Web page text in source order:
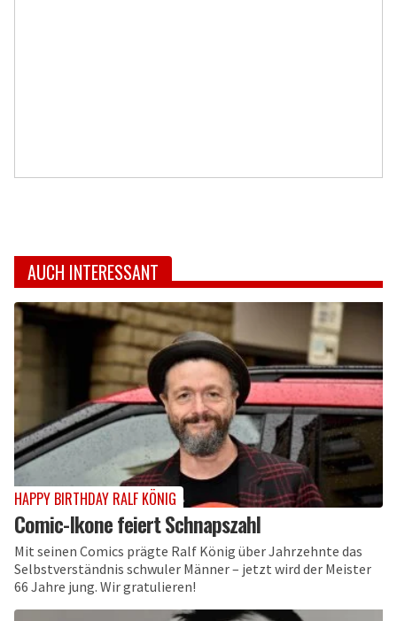
AUCH INTERESSANT
HAPPY BIRTHDAY RALF KÖNIG
Comic-Ikone feiert Schnapszahl
Mit seinen Comics prägte Ralf König über Jahrzehnte das
Selbstverständnis schwuler Männer – jetzt wird der Meister
66 Jahre jung. Wir gratulieren!